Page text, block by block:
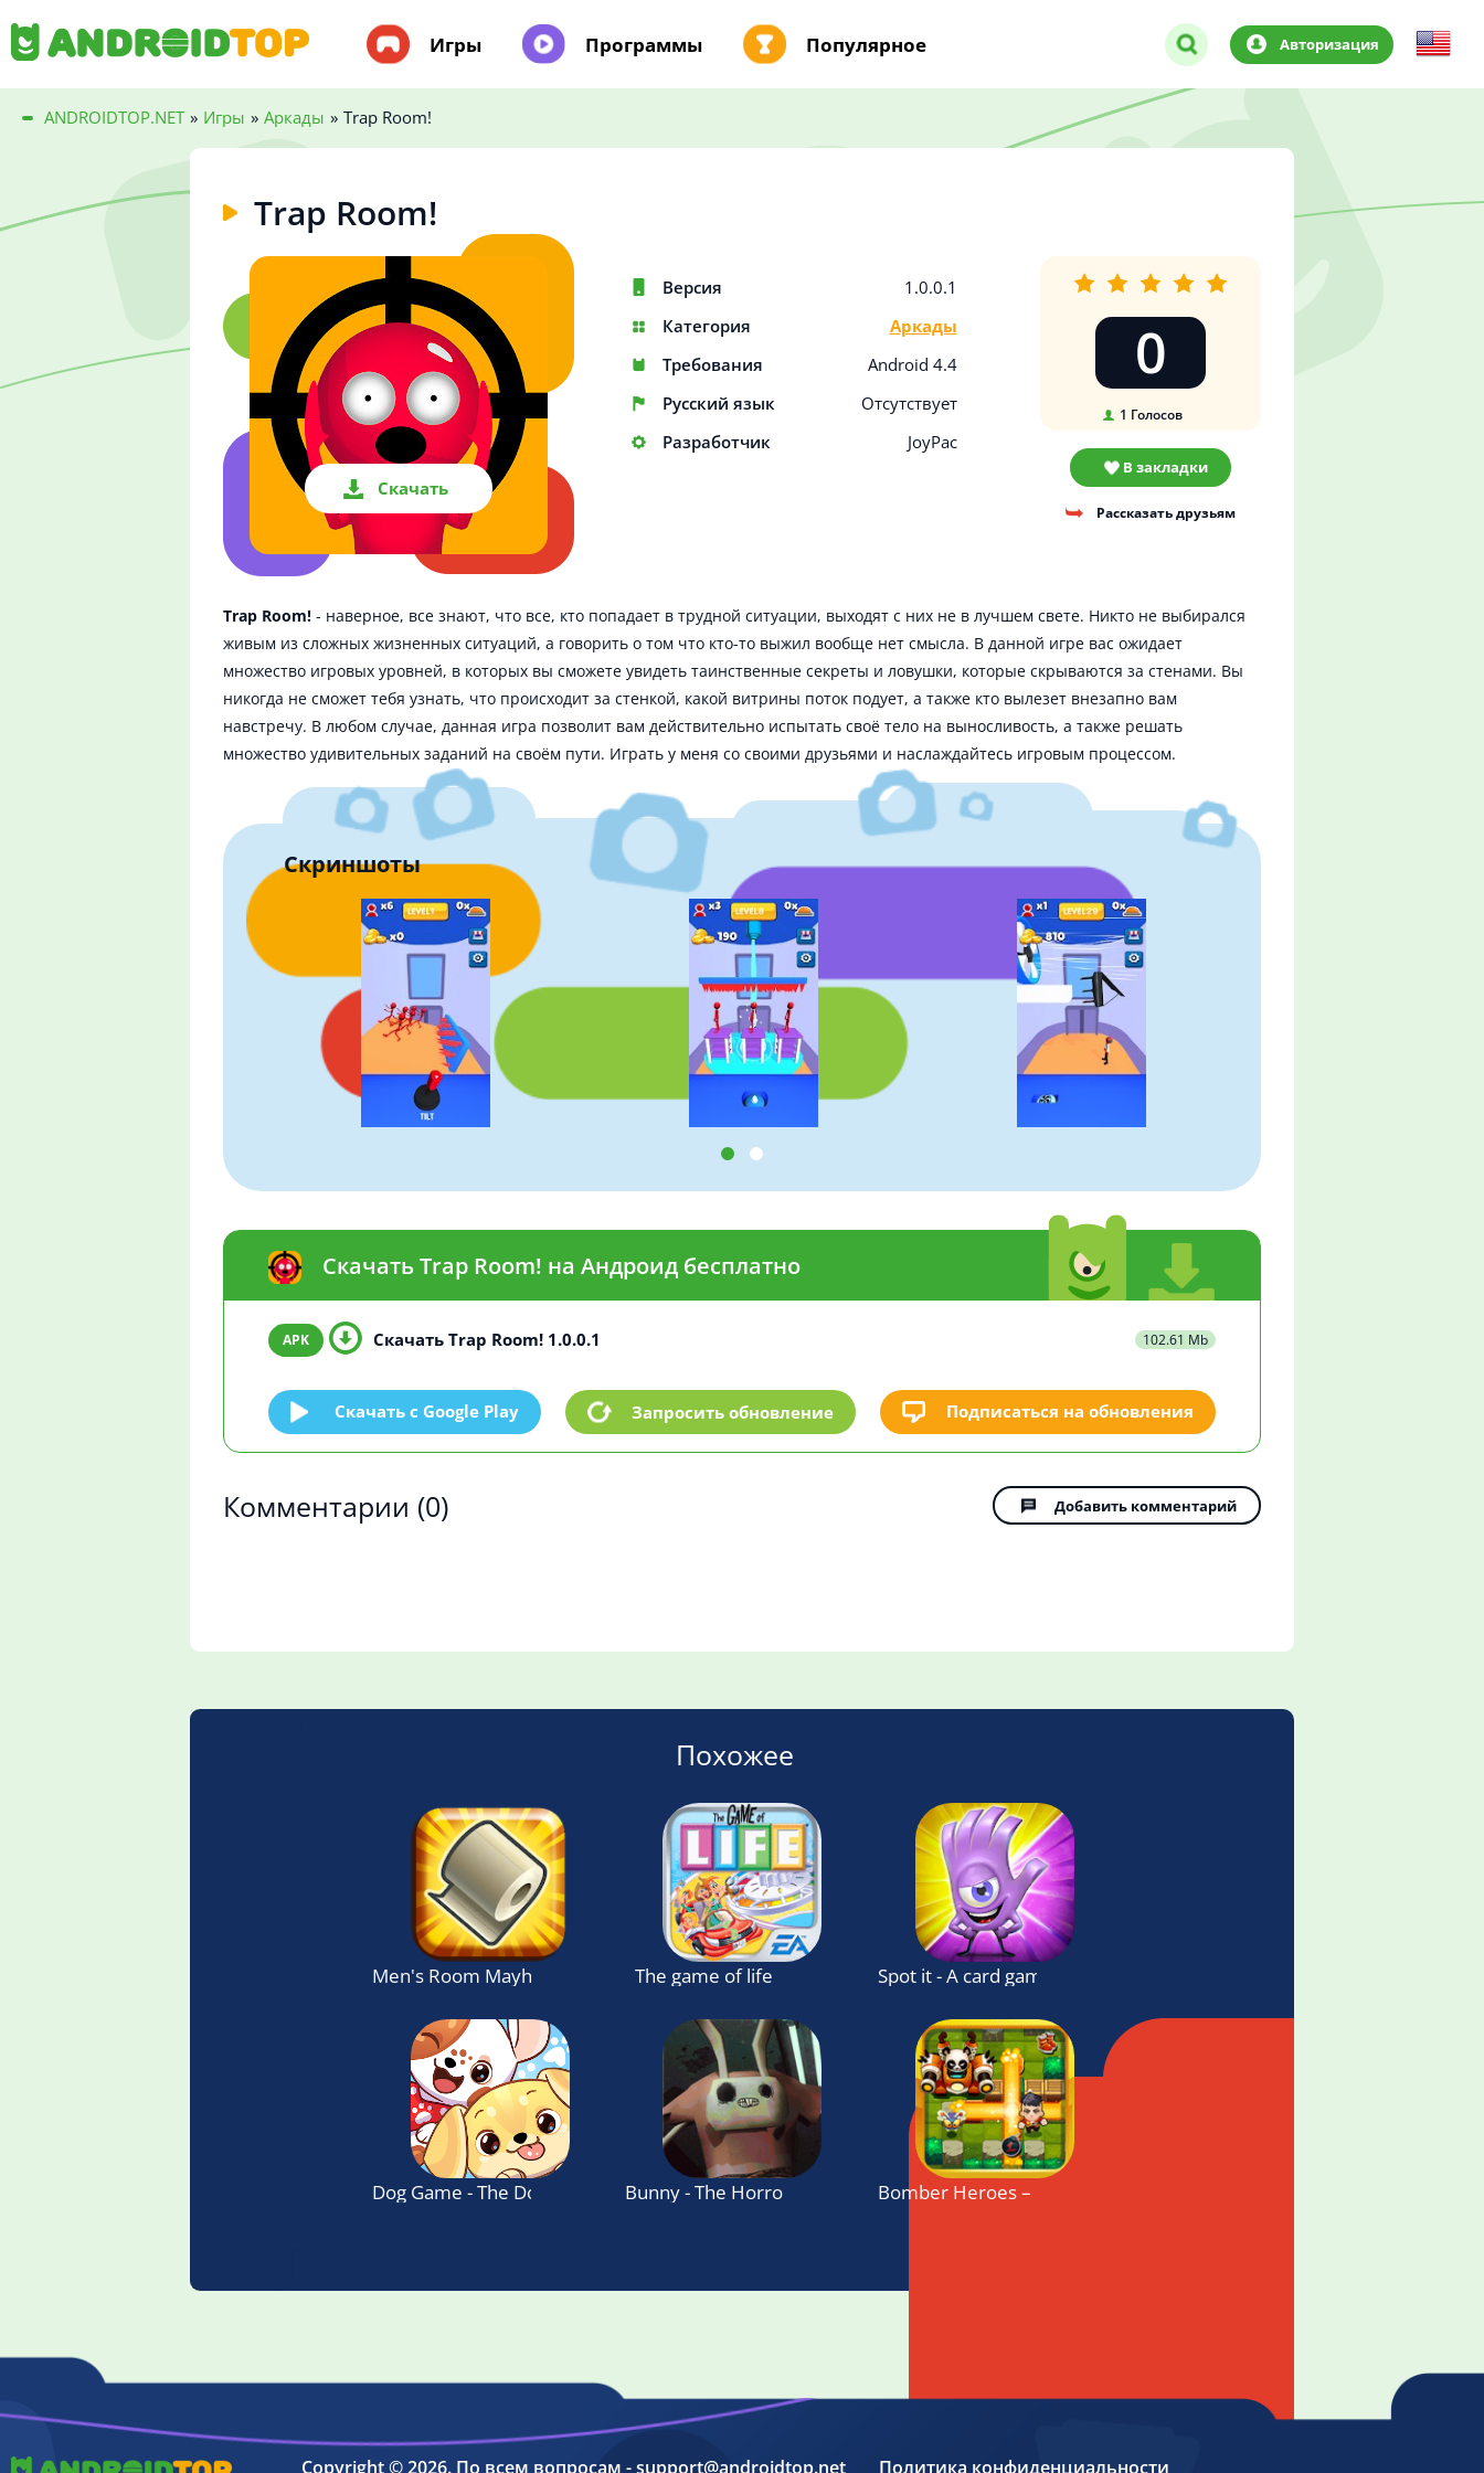
Игры Программы Популярное Авторизация
ANDROIDTOP.NET » Игры » Аркады » Trap Room!
Trap Room!
Скачать
Версия
1.0.0.1
Категория
Аркады
Требования
Android 4.4
Русский язык
Отсутствует
Разработчик
JoyPac
0
1 Голосов
В закладки
Рассказать друзьям
Trap Room! - наверное, все знают, что все, кто попадает в трудной ситуации, выходят с них не в лучшем свете. Никто не выбирался
живым из сложных жизненных ситуаций, а говорить о том что кто-то выжил вообще нет смысла. В данной игре вас ожидает
множество игровых уровней, в которых вы сможете увидеть таинственные секреты и ловушки, которые скрываются за стенами. Вы
никогда не сможет тебя узнать, что происходит за стенкой, какой витрины поток подует, а также кто вылезет внезапно вам
навстречу. В любом случае, данная игра позволит вам действительно испытать своё тело на выносливость, а также решать
множество удивительных заданий на своём пути. Играть у меня со своими друзьями и наслаждайтесь игровым процессом.
Скриншоты
Скачать Trap Room! на Андроид бесплатно
Скачать Trap Room! 1.0.0.1 102.61 Mb
Скачать c Google Play Запросить обновление Подписаться на обновления
Комментарии (0) Добавить комментарий
Похожее
Men's Room Mayhem The game of life Spot it - A card game to challenge your friends
Dog Game - The Dogs Collector!Bunny - The Horror Game Bomber Heroes – Bomba game
Copyright © 2026. По всем вопросам - support@androidtop.net Политика конфиденциальности